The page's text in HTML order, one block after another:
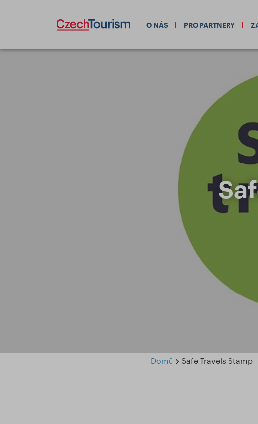
O NÁS PRO PARTNERY
Domů Safe Travels Stamp